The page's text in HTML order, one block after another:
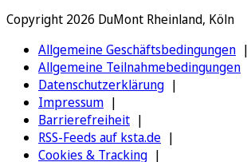
Copyright 2026 DuMont Rheinland, Köln
Allgemeine Geschäftsbedingungen
Allgemeine Teilnahmebedingungen
Datenschutzerklärung
Impressum
Barrierefreiheit
RSS-Feeds auf ksta.de
Cookies & Tracking